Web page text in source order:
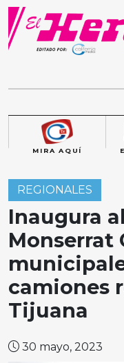
Skip
content
MIRA AQUÍ
REGIONALES
Inaugura
Monserrat
camiones
Tijuana
30 mayo, 2023